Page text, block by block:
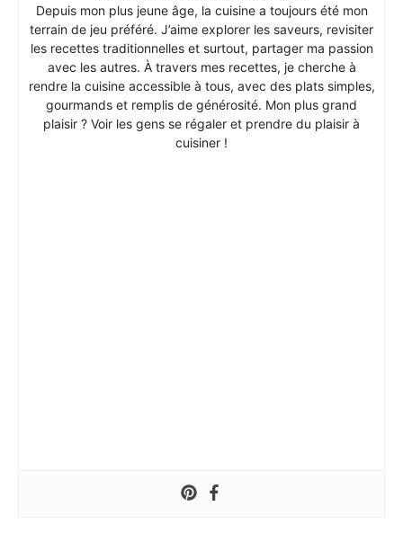
Depuis mon plus jeune âge, la cuisine a toujours été mon
terrain de jeu préféré. J’aime explorer les saveurs, revisiter
les recettes traditionnelles et surtout, partager ma passion
avec les autres. À travers mes recettes, je cherche à
rendre la cuisine accessible à tous, avec des plats simples,
gourmands et remplis de générosité. Mon plus grand
plaisir ? Voir les gens se régaler et prendre du plaisir à
cuisiner !